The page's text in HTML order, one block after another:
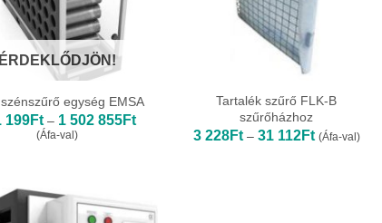
ÉRDEKLŐDJÖN!
egység EMSA
199Ft – 1 502 855FtÁrtartomány:
(Áfa-val)
Tartalék szűrő FLK-B
szűrőházhoz
3 228Ft – 31 112FtÁrtartomány:
3
(Áfa-val)